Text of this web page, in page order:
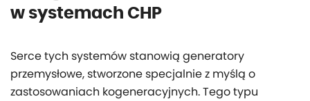
w systemach CHP
Serce tych systemów stanowią generatory
przemysłowe, stworzone specjalnie z myślą o
zastosowaniach kogeneracyjnych. Tego typu